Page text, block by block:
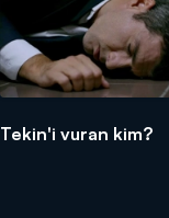
Tekin'i vuran kim?